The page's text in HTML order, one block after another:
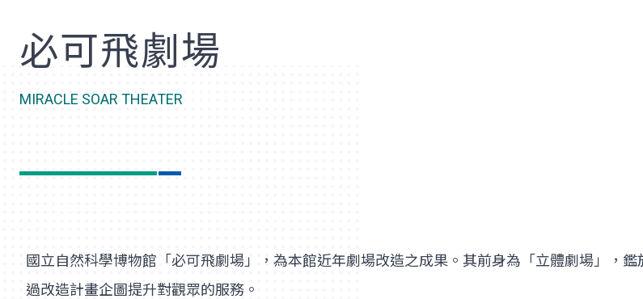
必可飛劇場
MIRACLE SOAR THEATER
國立自然科學博物館「必可飛劇場」，為本館近年劇場改造之成果。其前身為「立體劇場」，
過改造計畫企圖提升對觀眾的服務。